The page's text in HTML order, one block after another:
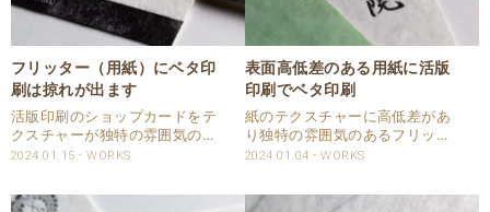
フリッター（用紙）にベタ印
刷は掠れが出ます
活版印刷のショップカードをテ
クスチャーが独特の雰囲気のあ
る用紙、フリッターを使用して
ターのテクスチャーは高低差が
2024.01.15 WORKS
表面高低差のある用紙に活版
印刷でベタ印刷
紙のテクスチャーに高低差があ
り独特の雰囲気のあるフリッタ
ーホワイトを使った名刺を請け
で両面印刷いたしました。 全面
2024.01.04 WORKS